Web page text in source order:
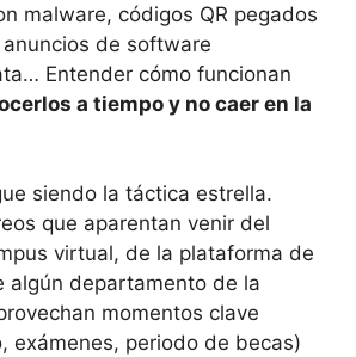
malware, códigos QR pegados
de software
Entender cómo funcionan
a tiempo y no caer en la
siendo la táctica estrella.
que aparentan venir del
virtual, de la plataforma de
algún departamento de la
momentos clave
exámenes, periodo de becas)